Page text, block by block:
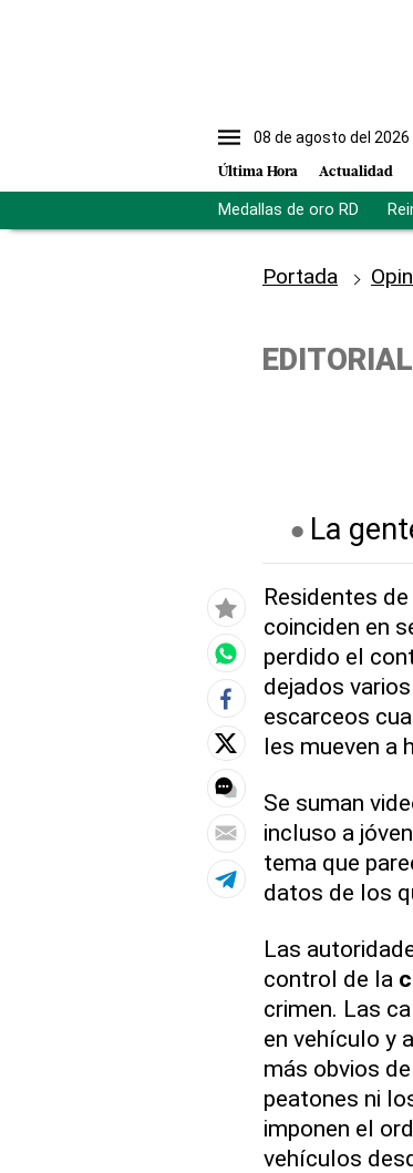
08 de agosto del 2026
Última Hora Actualidad
Medallas de oro RD
Portada
EDITORIAL
La
Residentes
coinciden en
perdido el
dejados
escarceos
les mueven a
Se suman
incluso a
tema que
datos de los
Las
control de la
crimen. Las
en vehículo y
más obvios
peatones ni
imponen el
vehículos